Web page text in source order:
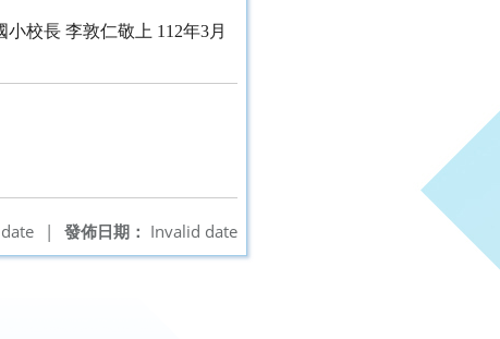
小校長 李敦仁敬上 112年3月
發佈日期： Invalid date
|